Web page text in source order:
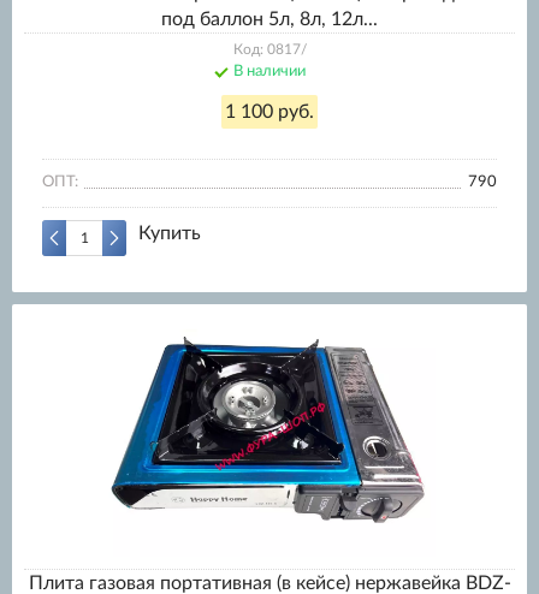
под баллон 5л, 8л, 12л...
Код: 0817/
В наличии
1 100 руб.
ОПТ: 790
Купить
Плита газовая портативная (в кейсе) нержавейка BDZ-